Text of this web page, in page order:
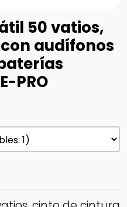
50 vatios,
audífonos
PRO